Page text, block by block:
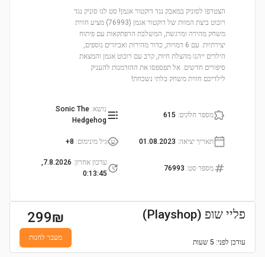
הצטרפו לסוניק במאבק נגד דוקטור אגמן! סט לגו סוניק נגד
רובוט ביצת המוות של דוקטור אגמן (76993) מציע חווית
משחק מהירה ומרגשת, המשלבת הרפתקאות עם פיתוח
יצירתיות. עם 6 דמויות, כדור מהירות ואביזרים נוספים,
הילדים ייהנו מהצלת חיות, קרב עם רובוט אגמן והמצאת
סיפורים חדשים. אל תפספסו את ההזדמנות להעניק
לילדיכם חווית משחק בלתי נשכחת!
מספר חלקים:
615
נושא:
Sonic The
Hedgehog
תאריך יציאה:
01.08.2023 גיל מינימום:
8+
מספר סט:
76993
עדכון אחרון:
7.8.2026,
0:13:45
פליי שופ (Playshop)
עודכן לפני: 5 שעות
299₪
מעבר לחנות